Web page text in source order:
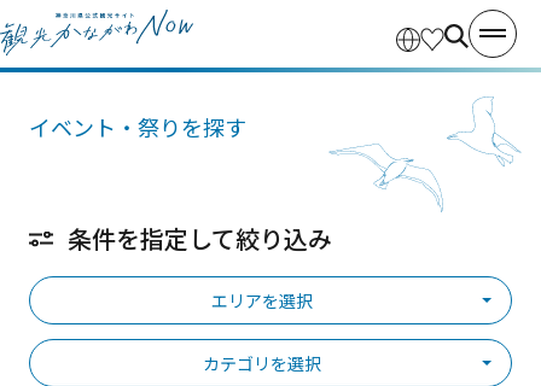
イベント・祭りを探す
条件を指定して絞り込み
エリアを選択
カテゴリを選択